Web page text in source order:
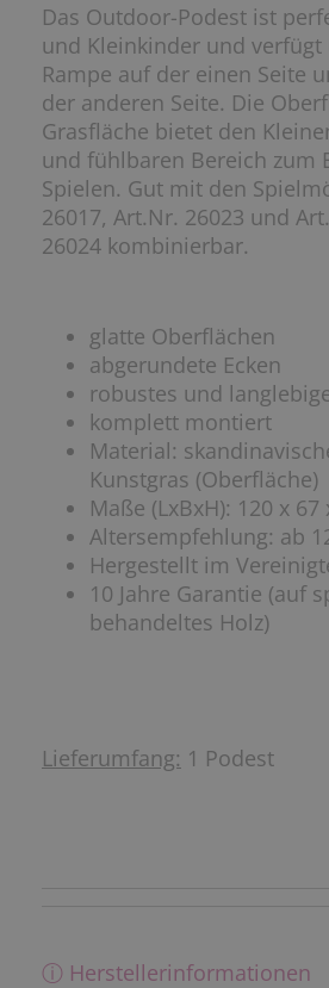
Das Outdoor-Podest ist
und Kleinkinder und verfügt
Rampe auf der einen Seite
der anderen Seite. Die
Grasfläche bietet den
und fühlbaren Bereich zum
Spielen. Gut mit den
26017, Art.Nr. 26023 und
26024 kombinierbar.
glatte Oberflächen
abgerundete Ecken
robustes und
komplett montiert
Material:
Kunstgras (Oberfläche)
Maße (LxBxH): 120 x 67
Altersempfehlung: ab
Hergestellt im
10 Jahre Garantie (auf
behandeltes Holz)
Lieferumfang: 1 Podest
ⓘ Herstellerinformationen